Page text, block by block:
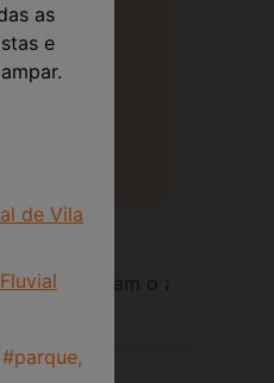
brilho inconfundível, o
forma hermética,
aguardam o
as
e
de Vila